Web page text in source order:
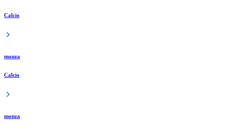
Calcio
monza
Calcio
monza